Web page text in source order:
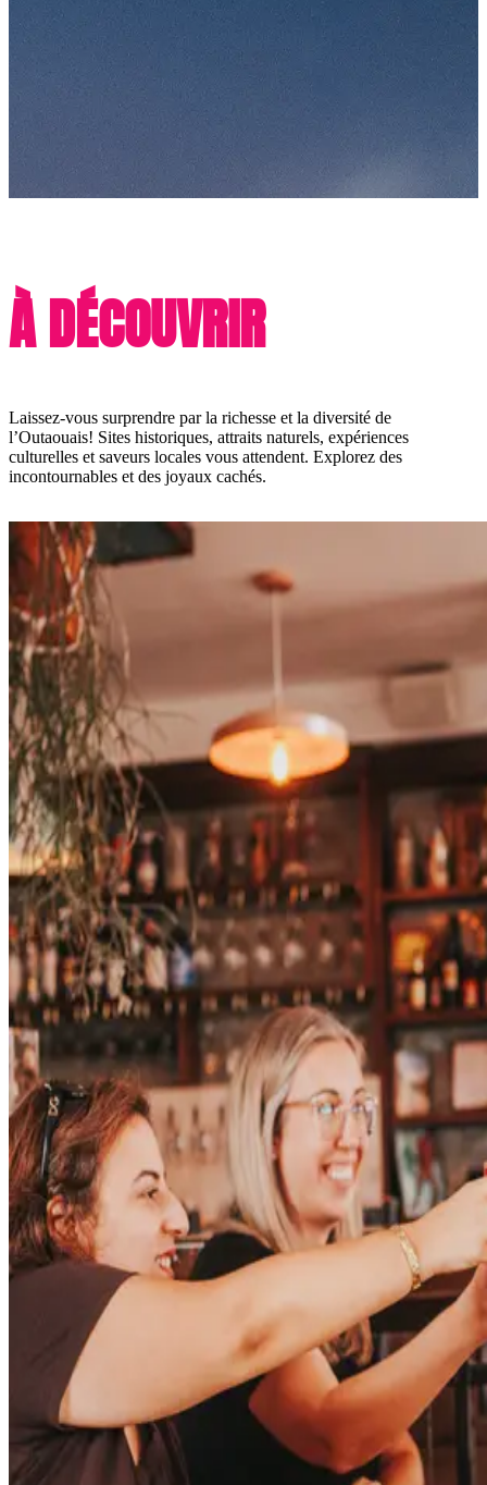
À DÉCOUVRIR
Laissez-vous surprendre par la richesse et la diversité de
l’Outaouais! Sites historiques, attraits naturels, expériences
culturelles et saveurs locales vous attendent. Explorez des
incontournables et des joyaux cachés.